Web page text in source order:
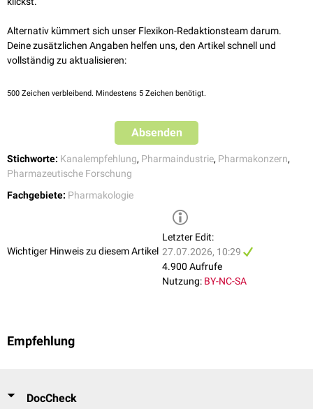
Kanalempfehlung: Onko + Future
Alternativ kümmert sich unser Flexikon-Redaktionsteam darum.
Deine zusätzlichen Angaben helfen uns, den Artikel schnell und
vollständig zu aktualisieren:
500 Zeichen verbleibend. Mindestens 5 Zeichen benötigt.
Absenden
Stichworte: Kanalempfehlung, Pharmaindustrie, Pharmakonzern,
Pharmazeutische Forschung
Fachgebiete: Pharmakologie
Wichtiger Hinweis zu diesem Artikel
Letzter Edit:
27.07.2026, 10:29
4.900 Aufrufe
Nutzung: BY-NC-SA
Empfehlung
DocCheck